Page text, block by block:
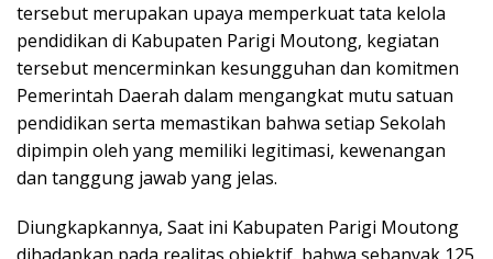
tersebut merupakan upaya memperkuat tata kelola
pendidikan di Kabupaten Parigi Moutong, kegiatan
tersebut mencerminkan kesungguhan dan komitmen
Pemerintah Daerah dalam mengangkat mutu satuan
pendidikan serta memastikan bahwa setiap Sekolah
dipimpin oleh yang memiliki legitimasi, kewenangan
dan tanggung jawab yang jelas.
Diungkapkannya, Saat ini Kabupaten Parigi Moutong